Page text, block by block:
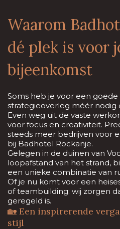
Waarom
dé plek is voor
bijeenkomst
Soms heb je voor een
strategieoverleg méér nodig
Even weg uit de vaste
voor focus en creativiteit.
steeds meer bedrijven voor
bij Badhotel Rockanje.
Gelegen in de duinen van
loopafstand van het strand,
een unieke combinatie van
Of je nu komt voor een
of teambuilding: wij zorgen
geregeld is.
🏡 Een inspirerende
stijl